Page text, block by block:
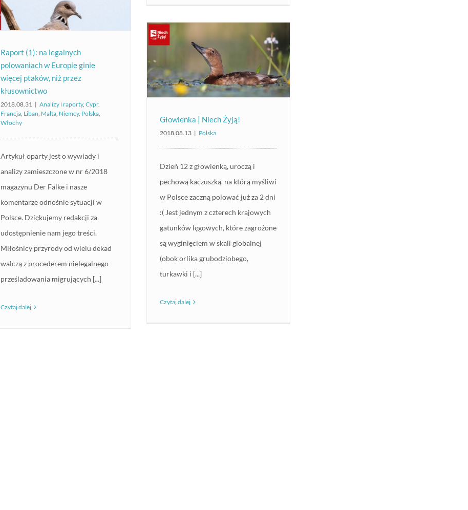
Raport (1): na legalnych
polowaniach w Europie ginie
więcej ptaków, niż przez
kłusownictwo
2018.08.31 | Analizy i raporty,Cypr,
Francja, Liban, Malta, Niemcy, Polska,
Włochy
Artykuł oparty jest o wywiady i
analizy zamieszczone w nr 6/2018
magazynu Der Falke i nasze
komentarze odnośnie sytuacji w
Polsce. Dziękujemy redakcji za
udostępnienie nam jego treści.
Miłośnicy przyrody od wielu dekad
walczą z procederem nielegalnego
prześladowania migrujących [...]
Czytaj dalej
Głowienka | Niech Żyją!
2018.08.13 | Polska
Dzień 12 z głowienką, uroczą i
pechową kaczuszką, na którą myśliwi
w Polsce zaczną polować już za 2 dni
:( Jest jednym z czterech krajowych
gatunków lęgowych, które zagrożone
są wyginięciem w skali globalnej
(obok orlika grubodziobego,
turkawki i [...]
Czytaj dalej